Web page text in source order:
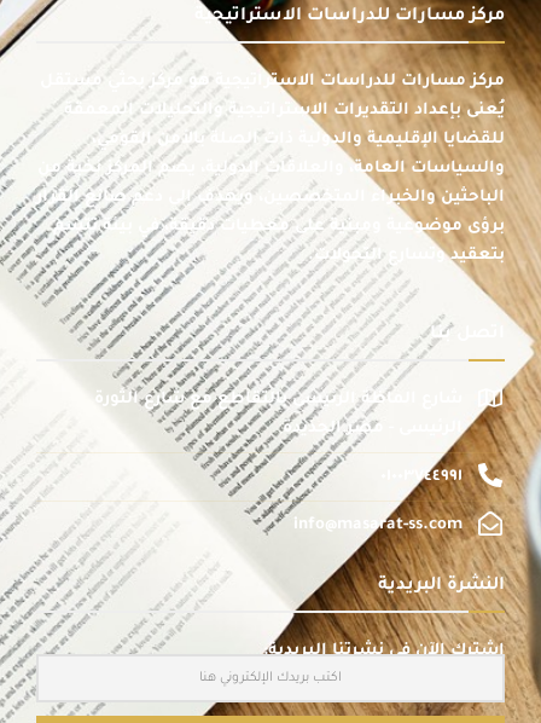
مركز مسارات للدراسات الاستراتيجية
مركز مسارات للدراسات الاستراتيجية هو مركز بحثي مستقل
يُعنى بإعداد التقديرات الاستراتيجية والتحليلات المعمقة
للقضايا الإقليمية والدولية ذات الصلة بالأمن القومي،
والسياسات العامة، والعلاقات الدولية، يضم المركز نخبة من
الباحثين والخبراء المتخصصين، ويهدف إلى دعم صانع القرار
برؤى موضوعية ومبنية على معطيات دقيقة، في بيئة تتسم
بتعقيد وتسارع التحولات.
اتصل بنا
شارع الماظة الرئيسى بالتقاطع مع شارع الثورة
الرئيسى - مصر الجديدة
٠١٠٠٣٧٤٤٩٩١
info@masarat-ss.com
النشرة البريدية
اشترك الآن في نشرتنا البريدية: